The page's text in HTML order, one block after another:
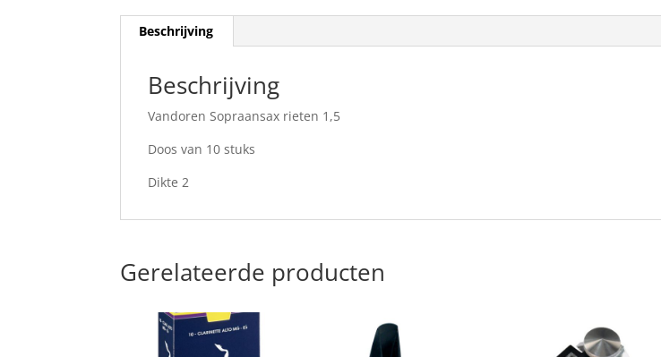
Beschrijving
Beschrijving
Vandoren Sopraansax rieten 1,5
Doos van 10 stuks
Dikte 2
Gerelateerde producten